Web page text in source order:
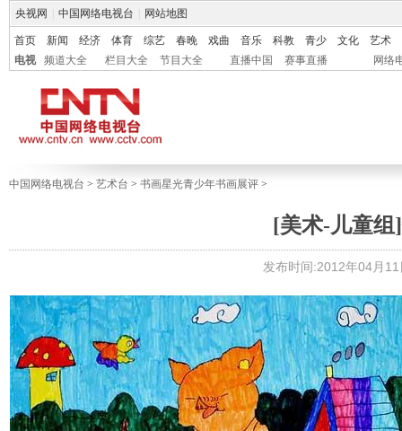
央视网 中国网络电视台 网站地图
首页 新闻 经济 体育 综艺 春晚 戏曲 音乐 科教 青少 文化
艺术
电视
频道大全 栏目大全 节目大全 直播中国 赛事直播 网络
中国网络电视台 > 艺术台 > 书画星光青少年书画展评 >
[美术-儿童组
发布时间:2012年04月